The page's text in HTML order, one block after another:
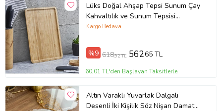
Lüks Doğal Ahşap Tepsi Sunum Çay
Kahvaltılık ve Sunum Tepsisi
33x23cm
Kargo Bedava
%9 618,92 TL 562,65 TL
60,01 TL'den Başlayan Taksitlerle
Altın Varaklı Yuvarlak Dalgalı
Desenli İki Kişilik Söz Nişan Damat